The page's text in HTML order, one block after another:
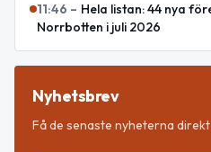
11:46 – Hela listan: 44 nya
Norrbotten i juli 2026
Nyhetsbrev
Få de senaste nyheterna